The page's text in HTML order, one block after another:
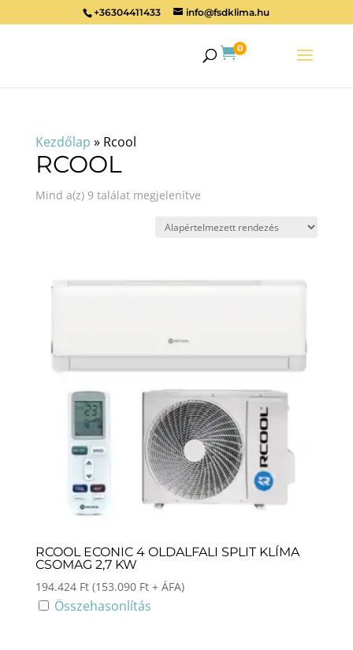
+36304411433 info@fsdklima.hu
0
Kezdőlap » Rcool
RCOOL
Mind a(z) 9 találat megjelenítve
RCOOL ECONIC 4 OLDALFALI SPLIT KLÍMA
CSOMAG 2,7 KW
194.424 Ft (153.090 Ft+ ÁFA)
Összehasonlítás